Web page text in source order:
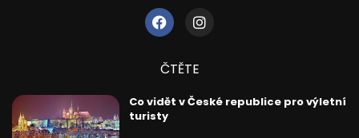
ČTĚTE
Co vidět v České republice pro výletní
turisty